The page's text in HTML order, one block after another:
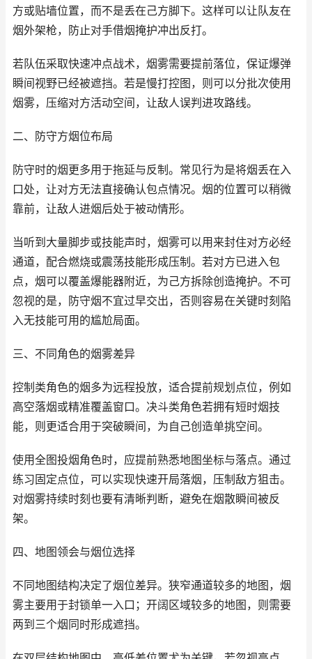
方或贴墙位置，而不是丢在己方脚下。这样可以让队友在
烟外架枪，防止对手借烟掩护冲出反打。
若队伍采取快速冲点战术，烟雾需要提前落位，保证爆弹
瞬间视野已经被遮挡。若是慢打控图，则可以分批次使用
烟雾，压缩对方活动空间，让敌人误判进攻路线。
二、防守方烟位布局
防守时的烟更多用于拖延与反制。常见行为是将烟丢在入
口处，让对方无法直接确认包点情况。烟的位置可以稍微
靠前，让敌人进烟后处于被动情形。
当听到大量脚步或技能声时，烟雾可以用来封住对方必经
通道，配合燃烧或震荡技能形成压制。若对方已进入包
点，烟可以覆盖爆能器附近，为己方拆除创造掩护。不可
忽视的是，防守烟不宜过早交出，否则容易在关键时刻陷
入无技能可用的尴尬局面。
三、不同角色的烟雾差异
控制类角色的烟多为远程投放，适合提前规划点位，例如
高空落烟或精准覆盖窗口。决斗类角色若拥有短时烟技
能，则更适合用于突破瞬间，为自己创造单挑空间。
使用全图投烟角色时，应提前熟悉地图坐标与落点。通过
练习固定点位，可以实现快速开局落烟，压制敌方狙击。
对烟雾持续时刻也要有清晰判断，避免在烟散瞬间被反
架。
四、地图领会与烟位选择
不同地图结构决定了烟位差异。狭窄通道较多的地图，烟
雾主要用于封锁单一入口；开阔区域较多的地图，则需要
两到三个烟同时形成遮挡。